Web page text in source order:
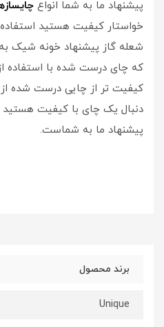
پیشنهاد ما به شما انواع
خواستار کیفیت هستید استفاده
شعله گاز پیشنهاد خونه شیک
که چای درست شده با استفاده از
کیفیت تر از چایی درست شده از
دنبال یک چای با کیفیت هستید
پیشنهاد ما به شماست.
برند محصول
Unique